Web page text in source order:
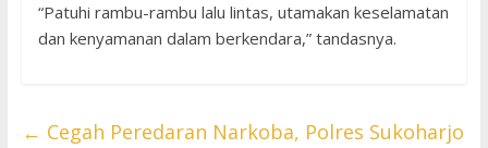
“Patuhi rambu-rambu lalu lintas, utamakan keselamatan
dan kenyamanan dalam berkendara,” tandasnya.
← Cegah Peredaran Narkoba, Polres Sukoharjo